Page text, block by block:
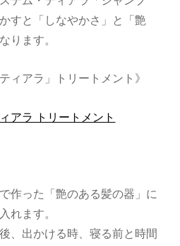
すと「しなやかさ」と「艶
ります。
ィアラ」トリートメント》
アラ トリートメント
作った「艶のある髪の器」に
れます。
、出かける時、寝る前と時間